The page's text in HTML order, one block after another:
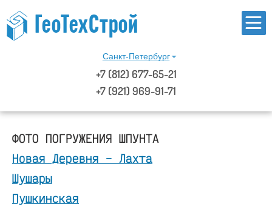
Санкт-Петербург
+7 (812) 677-65-21
+7 (921) 969-91-71
ФОТО ПОГРУЖЕНИЯ ШПУНТА
Новая Деревня – Лахта
Шушары
Пушкинская